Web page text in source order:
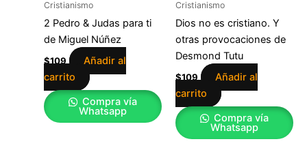
Cristianismo
2 Pedro & Judas para ti
de Miguel Núñez
$109
Añadir al
carrito
Compra vía
Whatsapp
Cristianismo
Dios no es cristiano. Y
otras provocaciones de
Desmond Tutu
$109
Añadir al
carrito
Compra vía
Whatsapp